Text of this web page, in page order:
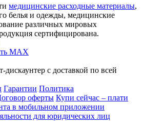
медицинские расходные материалы,
белья и одежды, медицинские
различных мировых
сертифицирована.
MAX
с доставкой по всей
Гарантии Политика
оферты Купи сейчас – плати
в мобильном приложении
для юридических лиц